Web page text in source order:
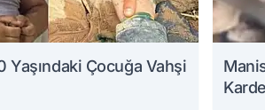
Yaşındaki Çocuğa Vahşi